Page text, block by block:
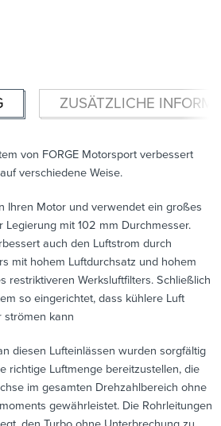
ZUSÄTZLICHE
von FORGE Motorsport verbessert
verschiedene Weise.
Ihren Motor und verwendet ein großes
Legierung mit 102 mm Durchmesser.
auch den Luftstrom durch
mit hohem Luftdurchsatz und hohem
restriktiveren Werksluftfilters. Schließlich
so eingerichtet, dass kühlere Luft
strömen kann
diesen Lufteinlässen wurden sorgfältig
richtige Luftmenge bereitzustellen, die
im gesamten Drehzahlbereich ohne
gewährleistet. Die Rohrleitungen